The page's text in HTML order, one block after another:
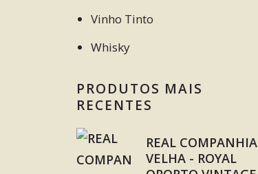
Vinho Tinto
Whisky
PRODUTOS MAIS
RECENTES
REAL COMPANHIA
VELHA - ROYAL